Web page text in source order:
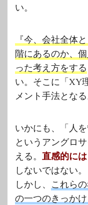
い。
『今、会社全体
階にあるのか、
った考え方をする
い。そこに「XY
メント手法となる
いかにも、「人
というアングロ
える。 直感的に
しないではない。
しかし、 これら
の一つのきっか